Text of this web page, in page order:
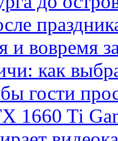
и вовремя
как
гости
1660 Ti